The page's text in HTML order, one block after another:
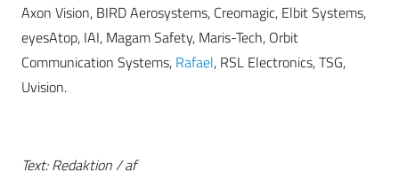
Axon Vision, BIRD Aerosystems, Creomagic, Elbit Systems,
eyesAtop, IAI, Magam Safety, Maris-Tech, Orbit
Communication Systems, Rafael, RSL Electronics, TSG,
Uvision.
Text: Redaktion / af